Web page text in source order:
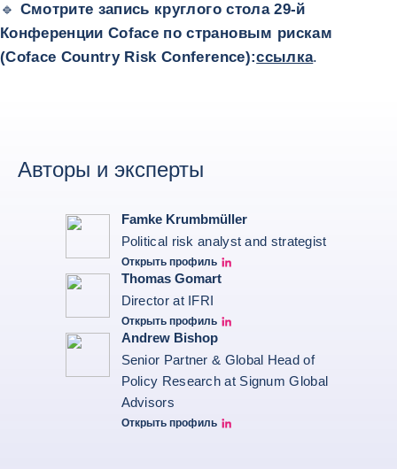
🔹 Смотрите запись круглого стола 29-й
Конференции Coface по страновым рискам
(Coface Country Risk Conference):ссылка.
Авторы и эксперты
Famke Krumbmüller
Political risk analyst and strategist
Открыть профиль
Famke Krumbmüller Linkedin
Thomas Gomart
Director at IFRI
Открыть профиль
Thomas Gomart Linkedin
Andrew Bishop
Senior Partner & Global Head of
Policy Research at Signum Global
Advisors
Открыть профиль
Andrew Bishop Linkedin